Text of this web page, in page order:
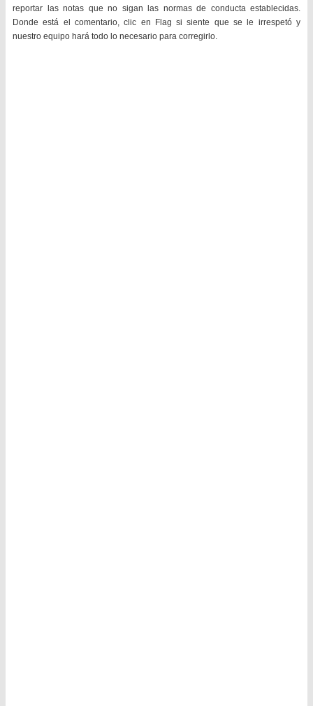
reportar las notas que no sigan las normas de conducta establecidas.
Donde está el comentario, clic en Flag si siente que se le irrespetó y
nuestro equipo hará todo lo necesario para corregirlo.